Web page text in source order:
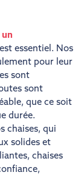
un
essentiel. Nos
pour leur
sont
sont
que ce soit
durée.
chaises, qui
solides et
chaises